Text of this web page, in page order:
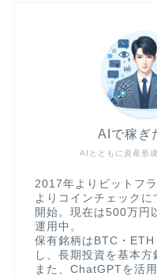
AIとともに資産形
AIで稼ぎ
2017年よりビットフ
よりコインチェックに
開始。現在は500万円
運用中。
保有銘柄はBTC・ETH
し、長期投資を基本方
また、ChatGPTを活